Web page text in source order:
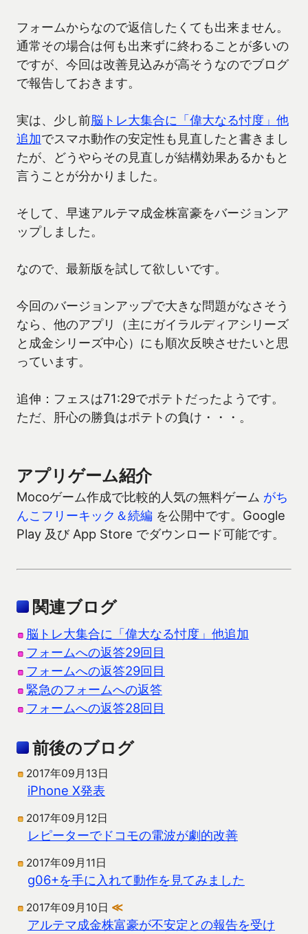
フォームからなので返信したくても出来ません。
通常その場合は何も出来ずに終わることが多いの
ですが、今回は改善見込みが高そうなのでブログ
で報告しておきます。
実は、少し前脳トレ大集合に「偉大なる忖度」他
追加でスマホ動作の安定性も見直したと書きまし
たが、どうやらその見直しが結構効果あるかもと
言うことが分かりました。
そして、早速アルテマ成金株富豪をバージョンア
ップしました。
なので、最新版を試して欲しいです。
今回のバージョンアップで大きな問題がなさそう
なら、他のアプリ（主にガイラルディアシリーズ
と成金シリーズ中心）にも順次反映させたいと思
っています。
追伸：フェスは71:29でポテトだったようです。
ただ、肝心の勝負はポテトの負け・・・。
アプリゲーム紹介
Mocoゲーム作成で比較的人気の無料ゲーム がち
んこフリーキック＆続編 を公開中です。Google
Play 及び App Store でダウンロード可能です。
関連ブログ
脳トレ大集合に「偉大なる忖度」他追加
フォームへの返答29回目
フォームへの返答29回目
緊急のフォームへの返答
フォームへの返答28回目
前後のブログ
2017年09月13日
iPhone X発表
2017年09月12日
レピーターでドコモの電波が劇的改善
2017年09月11日
g06+を手に入れて動作を見てみました
2017年09月10日 ≪
アルテマ成金株富豪が不安定との報告を受け